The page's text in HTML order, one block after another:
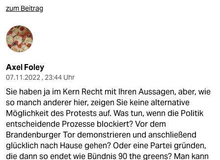
zum Beitrag
Axel Foley
07.11.2022 , 23:44 Uhr
Sie haben ja im Kern Recht mit Ihren Aussagen, aber, wie
so manch anderer hier, zeigen Sie keine alternative
Möglichkeit des Protests auf. Was tun, wenn die Politik
entscheidende Prozesse blockiert? Vor dem
Brandenburger Tor demonstrieren und anschließend
glücklich nach Hause gehen? Oder eine Partei gründen,
die dann so endet wie Bündnis 90 the greens? Man kann